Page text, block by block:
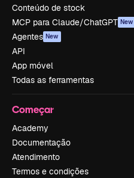
Conteúdo de stock
MCP para Claude/ChatGPT New
Agentes New
API
App móvel
Todas as ferramentas
Começar
Academy
Documentação
Atendimento
Termos e condições